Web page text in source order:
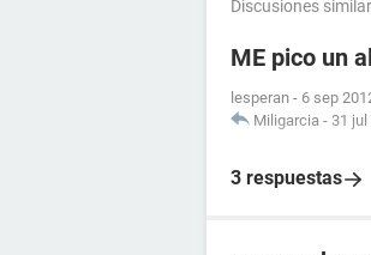
Discusiones
ME pico un
lesperan - 6 sep
Miligarcia - 31
3 respuestas